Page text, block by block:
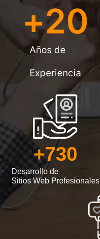
Años de
Experiencia
+20
Desarrollo de
Sitios Web Profesionales
+730